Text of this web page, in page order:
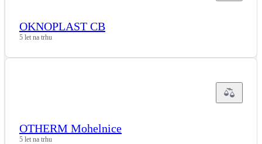
OKNOPLAST CB
5 let na trhu
OTHERM Mohelnice
5 let na trhu